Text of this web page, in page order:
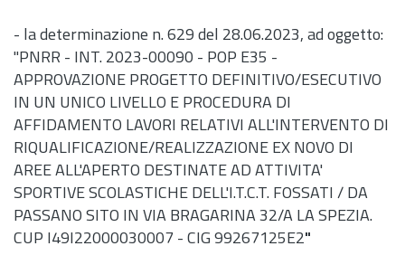
- la determinazione n. 629 del 28.06.2023, ad oggetto:
"PNRR - INT. 2023-00090 - POP E35 -
APPROVAZIONE PROGETTO DEFINITIVO/ESECUTIVO
IN UN UNICO LIVELLO E PROCEDURA DI
AFFIDAMENTO LAVORI RELATIVI ALL'INTERVENTO DI
RIQUALIFICAZIONE/REALIZZAZIONE EX NOVO DI
AREE ALL'APERTO DESTINATE AD ATTIVITA'
SPORTIVE SCOLASTICHE DELL'I.T.C.T. FOSSATI / DA
PASSANO SITO IN VIA BRAGARINA 32/A LA SPEZIA.
CUP I49I22000030007 - CIG 99267125E2"